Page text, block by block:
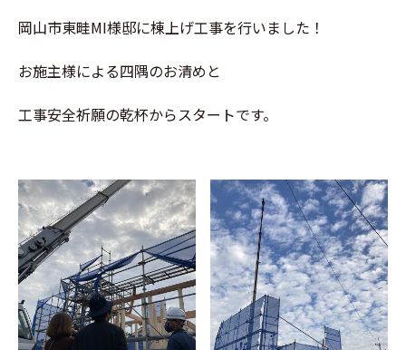
岡山市東畦MI様邸に棟上げ工事を行いました！
お施主様による四隅のお清めと
工事安全祈願の乾杯からスタートです。